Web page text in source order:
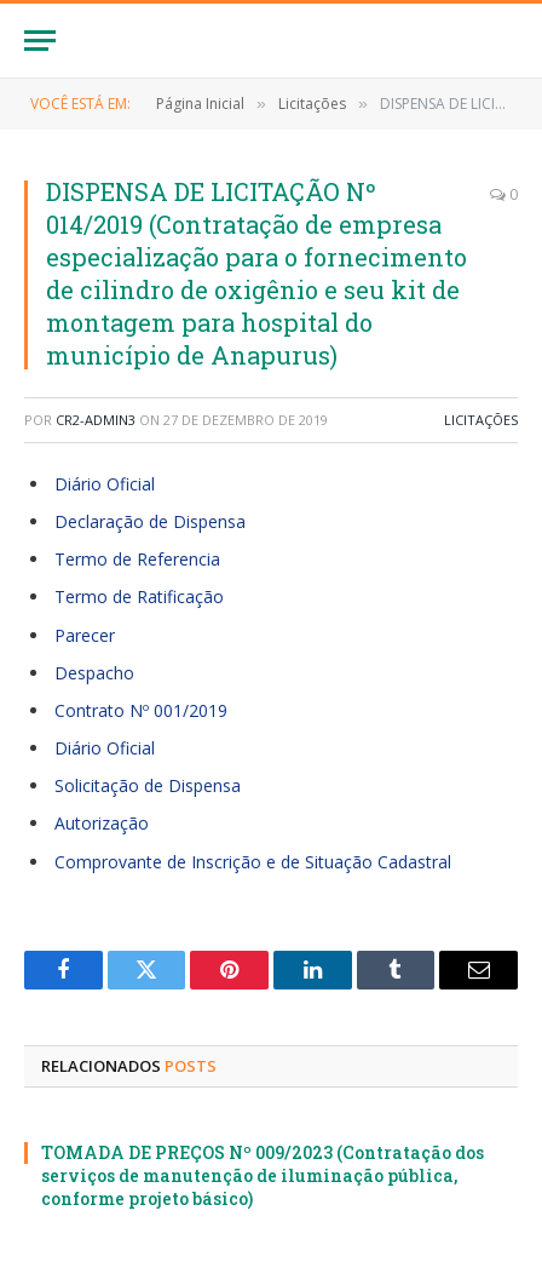
VOCÊ ESTÁ EM: Página Inicial » Licitações » DISPENSA DE LICITAÇÃO Nº 014/2019 (Contratação de empresa especialização para o fornecimento de cilindro de oxigênio e seu kit de montagem para hospital do município de Anapurus)
DISPENSA DE LICITAÇÃO Nº
014/2019 (Contratação de empresa
especialização para o fornecimento
de cilindro de oxigênio e seu kit de
montagem para hospital do
município de Anapurus)
0
POR CR2-ADMIN3 ON 27 DE DEZEMBRO DE 2019 LICITAÇÕES
Diário Oficial
Declaração de Dispensa
Termo de Referencia
Termo de Ratificação
Parecer
Despacho
Contrato Nº 001/2019
Diário Oficial
Solicitação de Dispensa
Autorização
Comprovante de Inscrição e de Situação Cadastral
FacebookTwitter Pinterest LinkedInTumblr
E-
RELACIONADOS POSTS
TOMADA DE PREÇOS Nº 009/2023 (Contratação dos
serviços de manutenção de iluminação pública,
conforme projeto básico)